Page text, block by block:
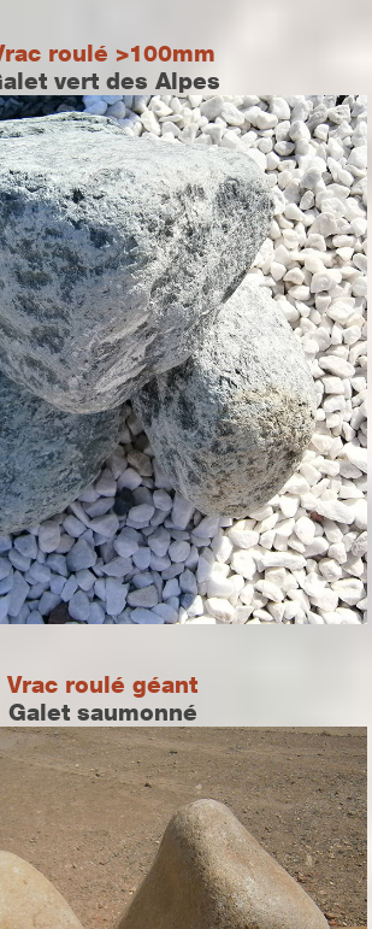
roulé >100mm
vert des Alpes
Vrac roulé géant
Galet saumonné